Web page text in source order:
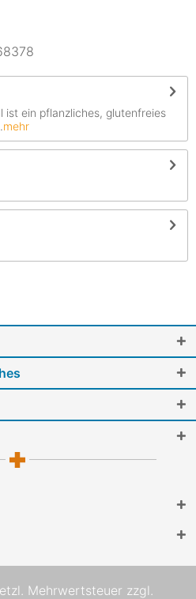
ist ein pflanzliches, glutenfreies
mehr
Mehrwertsteuer zzgl.